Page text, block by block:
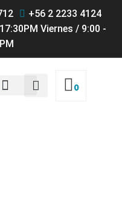
+56 2 2233 4124
Viernes / 9:00 -
0